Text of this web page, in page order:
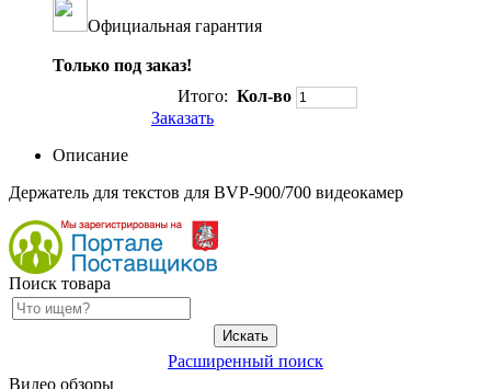
Официальная гарантия
Только под заказ!
Итого: Кол-во
Заказать
Описание
Держатель для текстов для BVP-900/700 видеокамер
Поиск товара
Расширенный поиск
Видео обзоры